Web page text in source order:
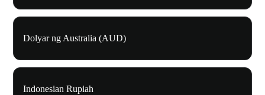
Dolyar ng Australia (AUD)
Indonesian Rupiah